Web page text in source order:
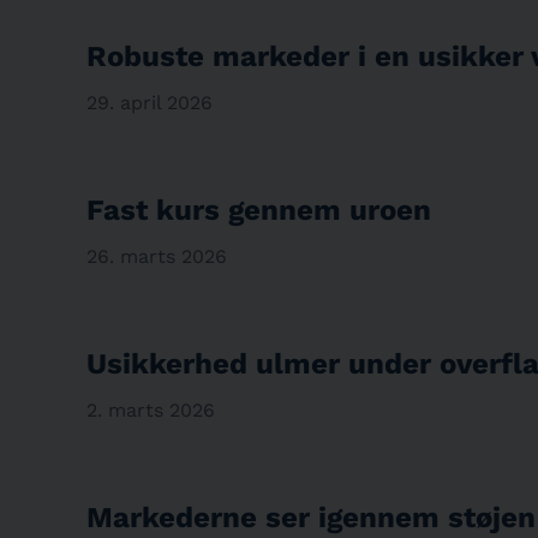
Robuste markeder i en usikker
29. april 2026
Fast kurs gennem uroen
26. marts 2026
Usikkerhed ulmer under
2. marts 2026
Markederne ser igennem støjen